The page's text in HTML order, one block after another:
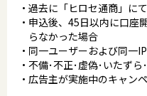
過去に「ヒロセ通商」に
申込後、45日以内に口座
らなかった場合
同一ユーザーおよび同一
不備･不正･虚偽･いたずら
広告主が実施中のキャン